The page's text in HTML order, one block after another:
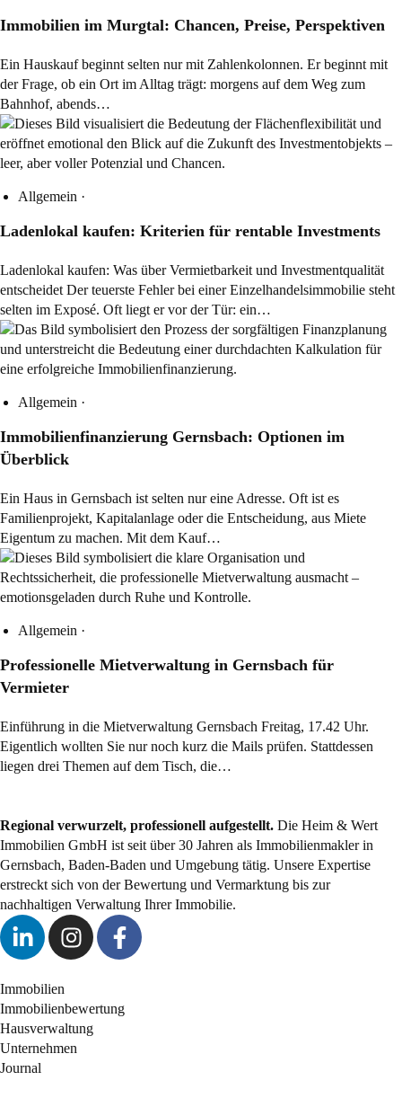
Immobilien im Murgtal: Chancen, Preise, Perspektiven
Ein Hauskauf beginnt selten nur mit Zahlenkolonnen. Er beginnt mit
der Frage, ob ein Ort im Alltag trägt: morgens auf dem Weg zum
Bahnhof, abends…
Allgemein ·
Ladenlokal kaufen: Kriterien für rentable Investments
Ladenlokal kaufen: Was über Vermietbarkeit und Investmentqualität
entscheidet Der teuerste Fehler bei einer Einzelhandelsimmobilie steht
selten im Exposé. Oft liegt er vor der Tür: ein…
Allgemein ·
Immobilienfinanzierung Gernsbach: Optionen im
Überblick
Ein Haus in Gernsbach ist selten nur eine Adresse. Oft ist es
Familienprojekt, Kapitalanlage oder die Entscheidung, aus Miete
Eigentum zu machen. Mit dem Kauf…
Allgemein ·
Professionelle Mietverwaltung in Gernsbach für
Vermieter
Einführung in die Mietverwaltung Gernsbach Freitag, 17.42 Uhr.
Eigentlich wollten Sie nur noch kurz die Mails prüfen. Stattdessen
liegen drei Themen auf dem Tisch, die…
Regional verwurzelt, professionell aufgestellt. Die Heim & Wert
Immobilien GmbH ist seit über 30 Jahren als Immobilienmaklerin
Gernsbach, Baden-Baden und Umgebung tätig. Unsere Expertise
erstreckt sich von der Bewertung und Vermarktung bis zur
nachhaltigen Verwaltung Ihrer Immobilie.
Immobilien
Immobilienbewertung
Hausverwaltung
Unternehmen
Journal